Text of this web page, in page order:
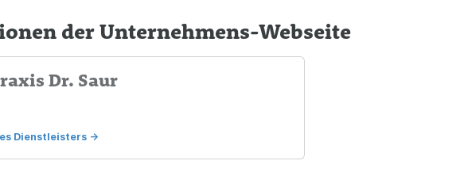
der Unternehmens-Webseite
Dr. Saur
Dienstleisters ->